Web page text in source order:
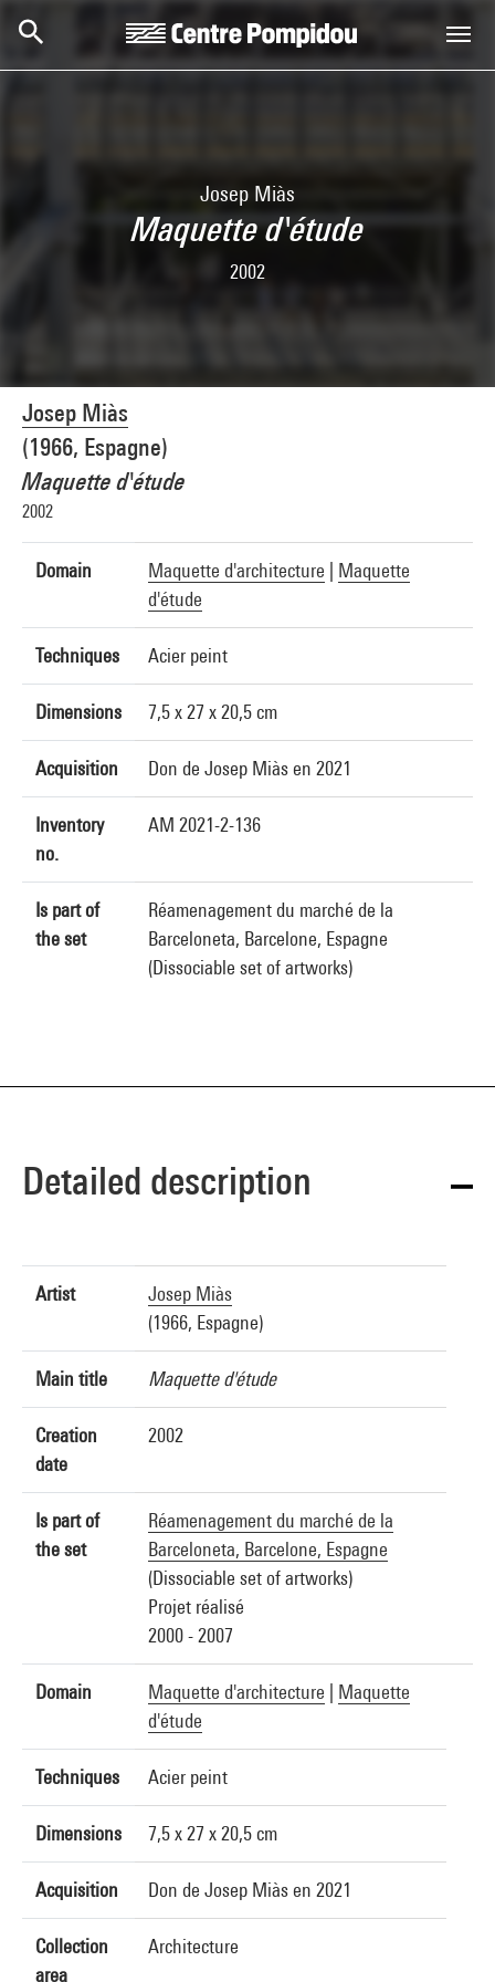
Josep Miàs
Maquette d'étude
2002
Josep Miàs
(1966, Espagne)
Maquette d'étude
2002
Domain Maquette d'architecture
Maquette
d'étude
Techniques Acier peint
Dimensions 7,5 x 27 x 20,5 cm
Acquisition Don de Josep Miàs en 2021
Inventory
no.
AM 2021-2-136
Is part of
the set
Réamenagement du marché de la
Barceloneta, Barcelone, Espagne
(Dissociable set of artworks)
Detailed description
Artist
Josep Miàs
(1966, Espagne)
Main title Maquette d'étude
Creation
date
2002
Is part of
the set
Réamenagement du marché de la
Barceloneta, Barcelone, Espagne
(Dissociable set of artworks)
Projet réalisé
2000 - 2007
Domain Maquette d'architecture
Maquette
d'étude
Techniques Acier peint
Dimensions 7,5 x 27 x 20,5 cm
Acquisition Don de Josep Miàs en 2021
Collection
area
Architecture